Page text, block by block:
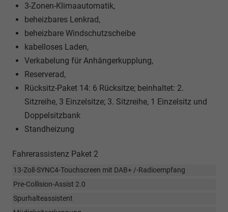
3-Zonen-Klimaautomatik,
beheizbares Lenkrad,
beheizbare Windschutzscheibe
kabelloses Laden,
Verkabelung für Anhängerkupplung,
Reserverad,
Rücksitz-Paket 14: 6 Rücksitze; beinhaltet: 2.
Sitzreihe, 3 Einzelsitze; 3. Sitzreihe, 1 Einzelsitz und
Doppelsitzbank
Standheizung
Fahrerassistenz Paket 2
13-Zoll-SYNC4-Touchscreen mit DAB+ /-Radioempfang
Pre-Collision-Assist 2.0
Spurhalteassistent